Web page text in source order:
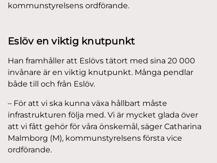
kommunstyrelsens ordförande.
Eslöv en viktig knutpunkt
Han framhåller att Eslövs tätort med sina 20 000
invånare är en viktig knutpunkt. Många pendlar
både till och från Eslöv.
– För att vi ska kunna växa hållbart måste
infrastrukturen följa med. Vi är mycket glada över
att vi fått gehör för våra önskemål, säger Catharina
Malmborg (M), kommunstyrelsens första vice
ordförande.